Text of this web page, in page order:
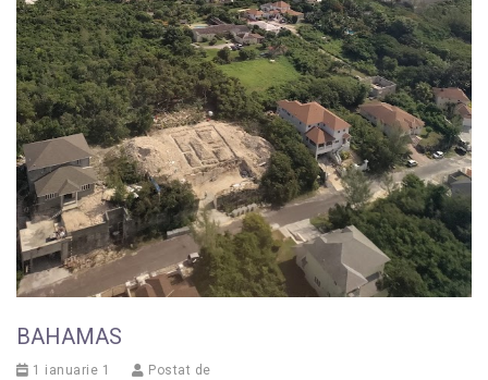
BAHAMAS
1 ianuarie 1
Postat de